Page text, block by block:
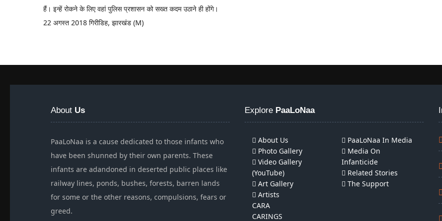
हैं। इन्हें रोकने के लिए वहां पुलिस प्रशासन को सख्त कदम उठाने ही होंगे।
22 अगस्त 2018 गिरीडिह, झारखंड (M)
About Us
PaaLoNaa is a cause dedicated to those infants who
have been shunned by their own parents. These
infants are adandoned in deserted public places like
railway lines, ponds, bushes, forests, barren lands
for some or the other reasons, compulsions, fears or
greed.
Explore PaaLoNaa
About Us
Photo Gallery
Video Gallery
(YouTube)
Art Gallery
Artists
CARA
CARINGS
PaaLoNaa In Media
Media On
Infanticide
Related Stories
The Support